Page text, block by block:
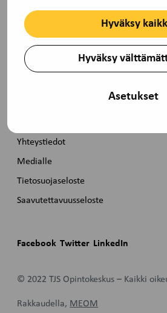
Hyväksy
Hyväksy
Asetukset
© 2022 TJS Opintokeskus – Kaikki
Pikalinkit
Yhteystiedot
Medialle
Tietosuojaseloste
Saavutettavuusseloste
Facebook Twitter LinkedIn
Rakkaudella, MEOM